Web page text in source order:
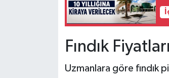
Fındık
Uzmanlara göre fındık